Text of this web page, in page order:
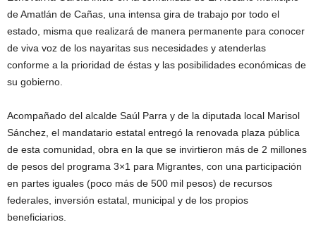
de Amatlán de Cañas, una intensa gira de trabajo por todo el
estado, misma que realizará de manera permanente para conocer
de viva voz de los nayaritas sus necesidades y atenderlas
conforme a la prioridad de éstas y las posibilidades económicas de
su gobierno.
Acompañado del alcalde Saúl Parra y de la diputada local Marisol
Sánchez, el mandatario estatal entregó la renovada plaza pública
de esta comunidad, obra en la que se invirtieron más de 2 millones
de pesos del programa 3×1 para Migrantes, con una participación
en partes iguales (poco más de 500 mil pesos) de recursos
federales, inversión estatal, municipal y de los propios
beneficiarios.